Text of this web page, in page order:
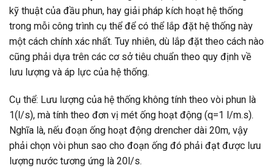
kỹ thuật của đầu phun, hay giải pháp kích hoạt hệ thống
trong mỗi công trình cụ thể để có thể lắp đặt hệ thống này
một cách chính xác nhất. Tuy nhiên, dù lắp đặt theo cách nào
cũng phải dựa trên các cơ sở tiêu chuẩn theo quy định về
lưu lượng và áp lực của hệ thống.
Cụ thể: Lưu lượng của hệ thống không tính theo vòi phun là
1(l/s), mà tính theo đơn vị mét ống hoạt động (q=1 l/m.s).
Nghĩa là, nếu đoạn ống hoạt động drencher dài 20m, vậy
phải chọn vòi phun sao cho đoạn ống đó phải đạt được lưu
lượng nước tương ứng là 20l/s.